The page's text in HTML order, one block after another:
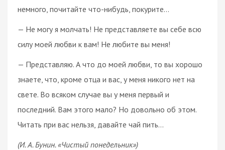
немного, почитайте что-нибудь, покурите…
— Не могу я молчать! Не представляете вы себе всю
силу моей любви к вам! Не любите вы меня!
— Представляю. А что до моей любви, то вы хорошо
знаете, что, кроме отца и вас, у меня никого нет на
свете. Во всяком случае вы у меня первый и
последний. Вам этого мало? Но довольно об этом.
Читать при вас нельзя, давайте чай пить…
(И. А. Бунин. «Чистый понедельник»)